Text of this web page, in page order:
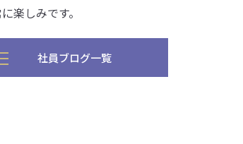
楽しみです。
社員ブログ一覧